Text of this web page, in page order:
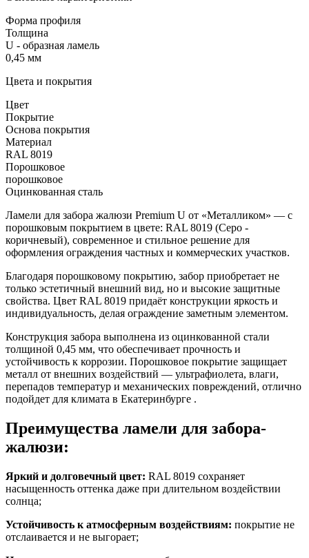
Форма профиля
Толщина
U - образная ламель
0,45 мм
Цвета и покрытия
Цвет
Покрытие
Основа покрытия
Материал
RAL 8019
Порошковое
порошковое
Оцинкованная сталь
Ламели для забора жалюзи Premium U от «Металликом» — с
порошковым покрытием в цвете: RAL 8019 (Серо -
коричневый), современное и стильное решение для
оформления ограждения частных и коммерческих участков.
Благодаря порошковому покрытию, забор приобретает не
только эстетичный внешний вид, но и высокие защитные
свойства. Цвет RAL 8019 придаёт конструкции яркость и
индивидуальность, делая ограждение заметным элементом.
Конструкция забора выполнена из оцинкованной стали
толщиной 0,45 мм, что обеспечивает прочность и
устойчивость к коррозии. Порошковое покрытие защищает
металл от внешних воздействий — ультрафиолета, влаги,
перепадов температур и механических повреждений, отлично
подойдет для климата в Екатеринбурге .
Преимущества ламели для забора-
жалюзи:
Яркий и долговечный цвет: RAL 8019 сохраняет
насыщенность оттенка даже при длительном воздействии
солнца;
Устойчивость к атмосферным воздействиям: покрытие не
отслаивается и не выгорает;